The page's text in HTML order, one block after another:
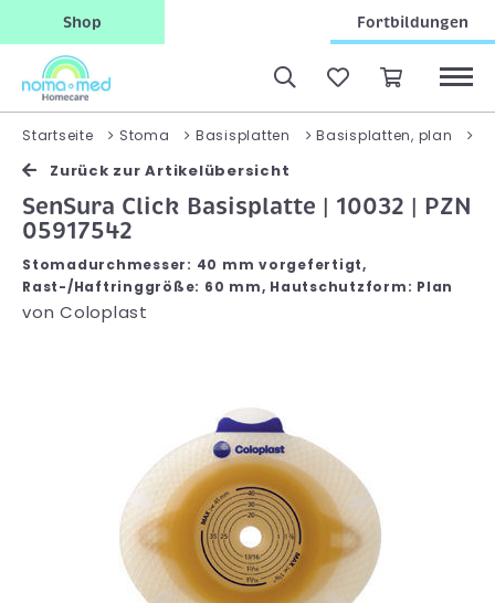
Shop Fortbildungen
Startseite Stoma Basisplatten Basisplatten, plan
Zurück zur Artikelübersicht
SenSura Click Basisplatte | 10032 | PZN
05917542
Stomadurchmesser: 40 mm vorgefertigt,
Rast-/Haftringgröße: 60 mm, Hautschutzform: Plan
von Coloplast